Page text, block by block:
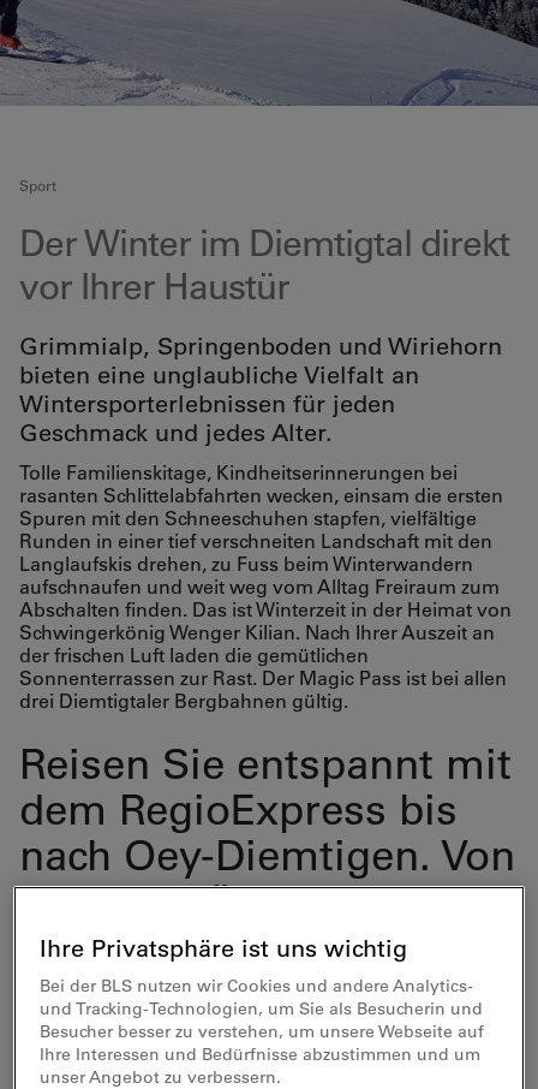
Sport
Der Winter im Diemtigtal direkt
vor Ihrer Haustür
Grimmialp, Springenboden und Wiriehorn
bieten eine unglaubliche Vielfalt an
Wintersporterlebnissen für jeden
Geschmack und jedes Alter.
Tolle Familienskitage, Kindheitserinnerungen bei
rasanten Schlittelabfahrten wecken, einsam die ersten
Spuren mit den Schneeschuhen stapfen, vielfältige
Runden in einer tief verschneiten Landschaft mit den
Langlaufskis drehen, zu Fuss beim Winterwandern
aufschnaufen und weit weg vom Alltag Freiraum zum
Abschalten finden. Das ist Winterzeit in der Heimat von
Schwingerkönig Wenger Kilian. Nach Ihrer Auszeit an
der frischen Luft laden die gemütlichen
Sonnenterrassen zur Rast. Der Magic Pass ist bei allen
drei Diemtigtaler Bergbahnen gültig.
Reisen Sie entspannt mit
dem RegioExpress bis
nach Oey-Diemtigen. Von
dort aus führt Sie das
Postauto ins gewünschte
Wintersportgebiet.
Ihre Privatsphäre ist uns wichtig
Bei der BLS nutzen wir Cookies und andere Analytics-
und Tracking-Technologien, um Sie als Besucherin und
Besucher besser zu verstehen, um unsere Webseite auf
Ihre Interessen und Bedürfnisse abzustimmen und um
unser Angebot zu verbessern.